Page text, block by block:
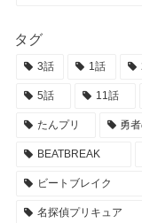
タグ
3話 1話
5話 11話
たんプリ 勇
BEATBREAK
ビートブレイク
名探偵プリキュア